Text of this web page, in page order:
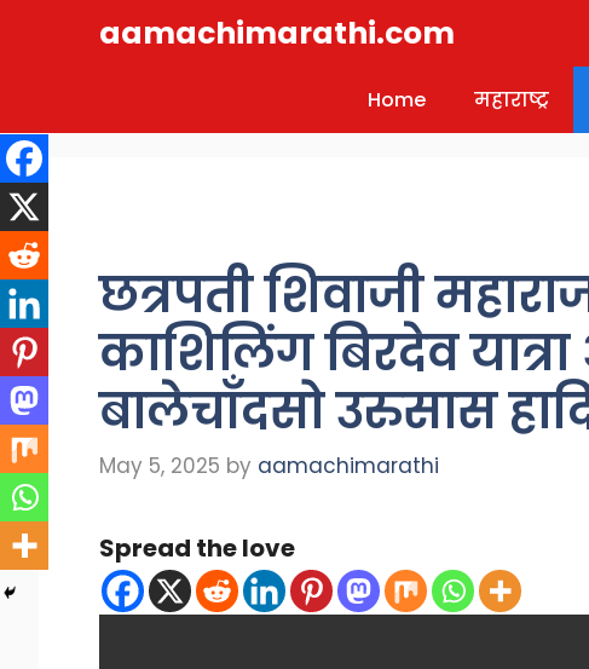
aamachimarathi.com
Home महाराष्ट्र
छत्रपती शिवाजी
काशिलिंग बिरदेव
बालेचॉंदसो उरुसास
May 5, 2025 by aamachimarathi
Spread the love